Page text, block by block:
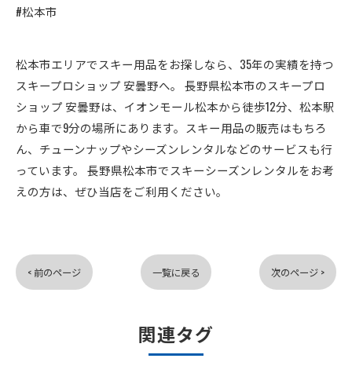
#松本市
松本市エリアでスキー用品をお探しなら、35年の実績を持つ
スキープロショップ 安曇野へ。 長野県松本市のスキープロ
ショップ 安曇野は、イオンモール松本から徒歩12分、松本駅
から車で9分の場所にあります。スキー用品の販売はもちろ
ん、チューンナップやシーズンレンタルなどのサービスも行
っています。 長野県松本市でスキーシーズンレンタルをお考
えの方は、ぜひ当店をご利用ください。
< 前のページ 一覧に戻る 次のページ >
関連タグ